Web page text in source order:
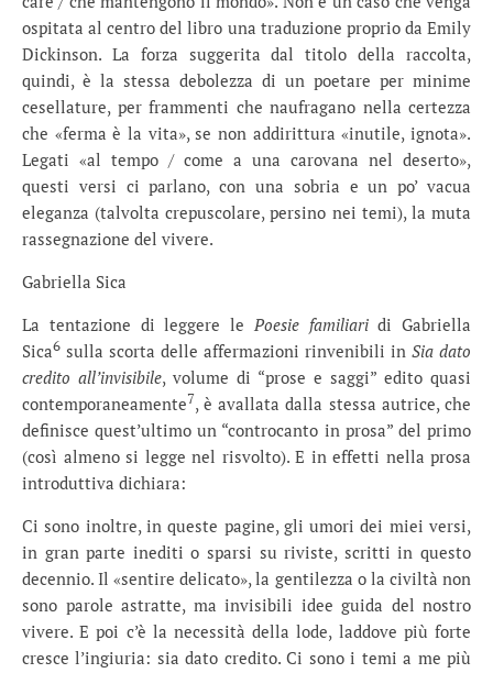
ospitata al centro del libro una traduzione proprio da Emily
Dickinson. La forza suggerita dal titolo della raccolta,
quindi, è la stessa debolezza di un poetare per minime
cesellature, per frammenti che naufragano nella certezza
che «ferma è la vita», se non addirittura «inutile, ignota».
Legati «al tempo / come a una carovana nel deserto»,
questi versi ci parlano, con una sobria e un po’ vacua
eleganza (talvolta crepuscolare, persino nei temi), la muta
rassegnazione del vivere.
Gabriella Sica
La tentazione di leggere le Poesie familiaridi Gabriella
Sica6 sulla scorta delle affermazioni rinvenibili in Sia dato
credito all’invisibile, volume di “prose e saggi” edito quasi
contemporaneamente7, è avallata dalla stessa autrice, che
definisce quest’ultimo un “controcanto in prosa” del primo
(così almeno si legge nel risvolto). E in effetti nella prosa
introduttiva dichiara:
Ci sono inoltre, in queste pagine, gli umori dei miei versi,
in gran parte inediti o sparsi su riviste, scritti in questo
decennio. Il «sentire delicato», la gentilezza o la civiltà non
sono parole astratte, ma invisibili idee guida del nostro
vivere. E poi c’è la necessità della lode, laddove più forte
cresce l’ingiuria: sia dato credito. Ci sono i temi a me più